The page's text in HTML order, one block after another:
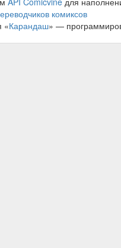
комиксов
«Карандаш» —